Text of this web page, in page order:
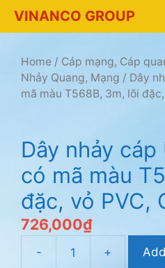
Chuyển
đến
dung
VINANCO GROUP
Home / Cáp mạng, Cáp
Nhảy Quang, Mạng / Dây
mã màu T568B, 3m, lõi
Dây nhảy cáp
có mã màu
đặc, vỏ PVC,
726,000₫
-
Dây
+